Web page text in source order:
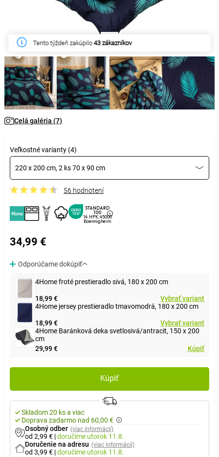
Tento týždeň zakúpilo43 zákazníkov
Celá galéria (7)
Veľkostné varianty (4)
220 x 200 cm, 2 ks 70 x 90 cm
56 hodnotení
STANDARD
100
14.HPK.45000
Boennigheim
34,99 €
Odporúčame dokúpiť
4Home froté prestieradlo sivá, 180 x 200 cm
18,99 €
Vybrať variant
4Home jersey prestieradlo tmavomodrá, 180 x 200 cm
18,99 €
Vybrať variant
4Home Baránková deka svetlosivá/antracit, 150 x 200
cm
29,99 €
Kúpiť
Kúpiť
Skladom 20 ks a viac
Doprava zadarmo nad 60,00 €
Osobný odber (viac informácií)
od 2,99 € |doručíme utorok 11.8.
Doručenie na adresu (viac informácií)
od 3,99 € |doručíme utorok 11.8.